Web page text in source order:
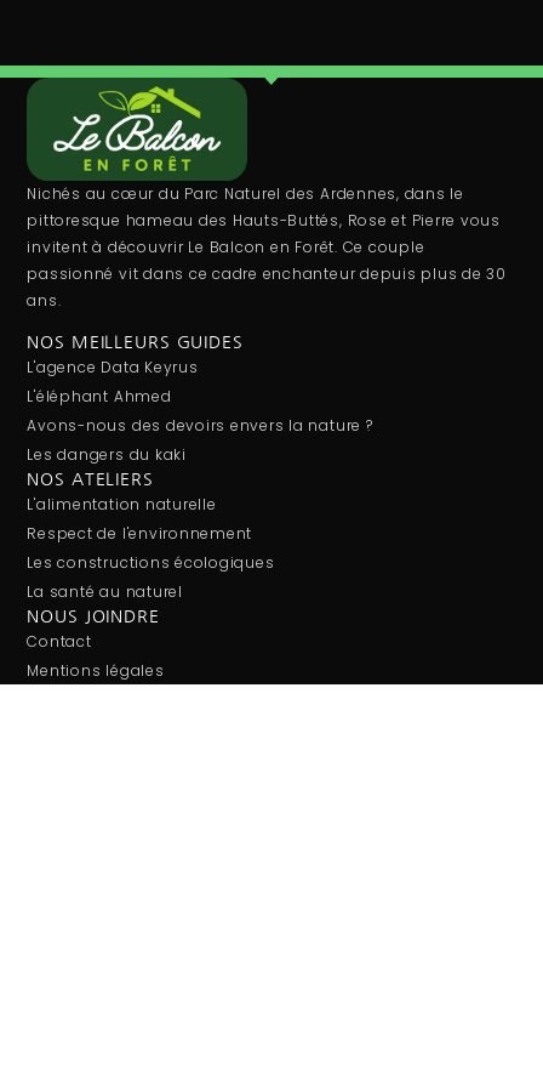
Nichés au cœur du Parc Naturel des Ardennes, dans le
pittoresque hameau des Hauts-Buttés, Rose et Pierre vous
invitent à découvrir Le Balcon en Forêt. Ce couple
passionné vit dans ce cadre enchanteur depuis plus de 30
ans.
NOS MEILLEURS GUIDES
L'agence Data Keyrus
L'éléphant Ahmed
Avons-nous des devoirs envers la nature ?
Les dangers du kaki
NOS ATELIERS
L'alimentation naturelle
Respect de l'environnement
Les constructions écologiques
La santé au naturel
NOUS JOINDRE
Contact
Mentions légales